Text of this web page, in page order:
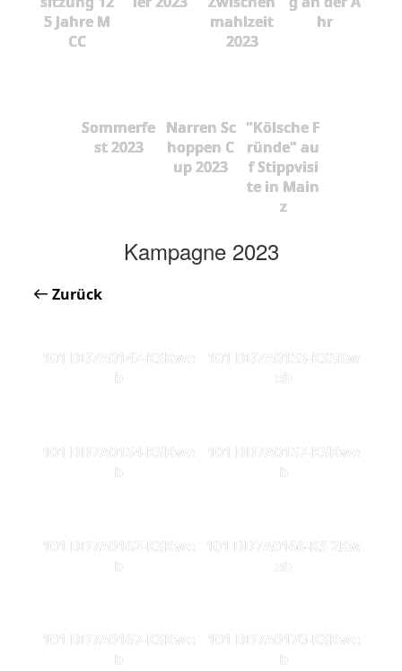
5 Jahre M
CC
mahlzeit
2023
hr
Sommerfe
st 2023
Narren Sc
hoppen C
up 2023
"Kölsche F
ründe" au
f Stippvisi
te in Main
z
Kampagne 2023
Zurück
101 DD7A0147-KSKwe
b
101 DD7A0153-KS5Kw
eb
101 DD7A0154-KSKwe
b
101 DD7A0157-KSKwe
b
101 DD7A0162-KSKwe
b
101 DD7A0166-KS 2Kw
eb
101 DD7A0167-KSKwe
b
101 DD7A0170-KSKwe
b